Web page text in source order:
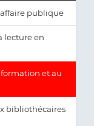
publique
lecture en
et au
bibliothécaires